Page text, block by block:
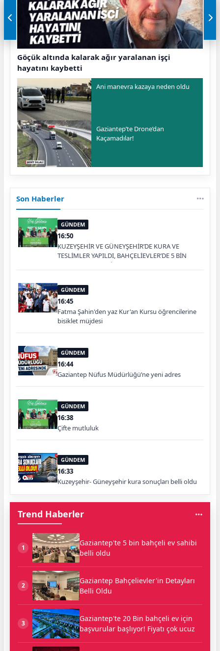
Göçük altında kalarak ağır yaralanan işçi
hayatını kaybetti
Ani manevra kazaya neden oldu
Gaziantep’te Drone’dan
Kaçamadılar!
Son Haberler
GÜNDEM
16:50
KUZEYŞEHİR VE GÜNEYŞEHİR’DE KURA VE
TESLİMLER YAPILDI, BAHÇELİEVLER’DE 5 BİN
KONUTUN TEMELİ ATILDI
GÜNDEM
16:45
Fatma Şahin'den yaz Kur'an Kursu öğrencilerine
bisiklet müjdesi
GÜNDEM
16:44
Gaziantep Nüfus Müdürlüğü’ne yeni adres
GÜNDEM
16:38
Çifte mutluluk
GÜNDEM
16:33
Kuzeyşehir- Güneyşehir kura sonuçları belli oldu
Trend Haberler
1
Gaziantep'te 5 bin bahçeli ev sahibi
belli oldu
2
Gaziantep Bahçelievler'in Detayları
Belli Oldu
3
Gaziantep'te 20 Bin bahçeli ev için
başvurular başlıyor! Fiyatı çok ucuz